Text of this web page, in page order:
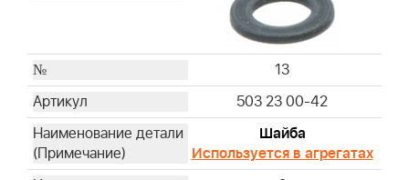
13
503 23 00-42
Шайба
Используется в агрегатах